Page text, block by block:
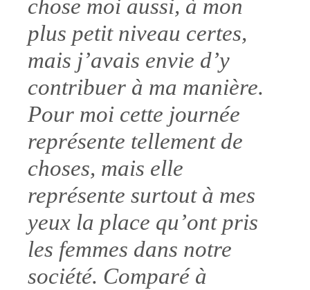
chose moi aussi, à mon
plus petit niveau certes,
mais j’avais envie d’y
contribuer à ma manière.
Pour moi cette journée
représente tellement de
choses, mais elle
représente surtout à mes
yeux la place qu’ont pris
les femmes dans notre
société. Comparé à